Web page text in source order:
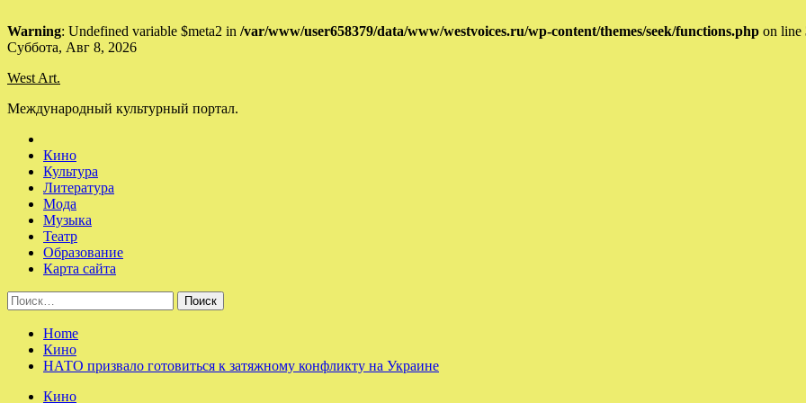
Warning: Undefined variable $meta2 in /var/www/user658379/data/www/westvoices.ru/wp-content/themes/seek/functions.php on line
Skip
content
Суббота, Авг 8, 2026
West Art.
Международный культурный портал.
Кино
Культура
Литература
Мода
Музыка
Театр
Образование
Карта сайта
Найти:
Home
Кино
НАТО призвало готовиться к затяжному конфликту на Украине
Кино